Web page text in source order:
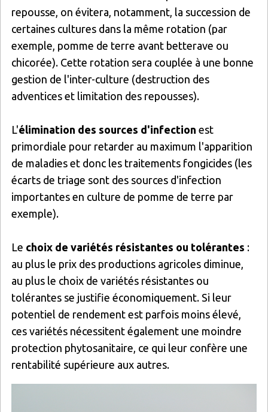
repousse, on évitera, notamment, la succession de
certaines cultures dans la même rotation (par
exemple, pomme de terre avant betterave ou
chicorée). Cette rotation sera couplée à une bonne
gestion de l'inter-culture (destruction des
adventices et limitation des repousses).
L'élimination des sources d'infection est
primordiale pour retarder au maximum l'apparition
de maladies et donc les traitements fongicides (les
écarts de triage sont des sources d'infection
importantes en culture de pomme de terre par
exemple).
Le choix de variétés résistantes ou tolérantes :
au plus le prix des productions agricoles diminue,
au plus le choix de variétés résistantes ou
tolérantes se justifie économiquement. Si leur
potentiel de rendement est parfois moins élevé,
ces variétés nécessitent également une moindre
protection phytosanitaire, ce qui leur confère une
rentabilité supérieure aux autres.